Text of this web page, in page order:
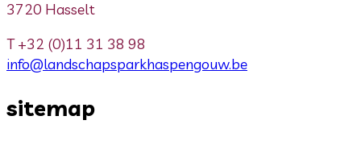
3720 Hasselt
T+32 (0)11 31 38 98
info@landschapsparkhaspengouw.be
sitemap